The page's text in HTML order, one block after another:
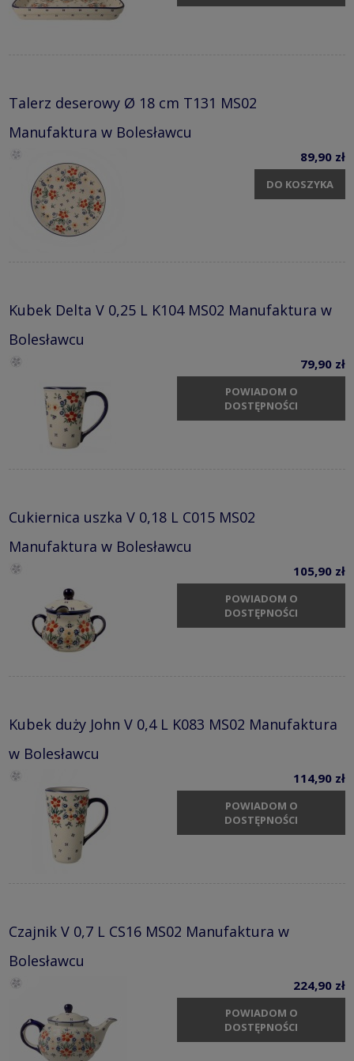
Talerz deserowy Ø 18 cm T131 MS02
Manufaktura w Bolesławcu
89,90 zł
DO KOSZYKA
Kubek Delta V 0,25 L K104 MS02 Manufaktura w
Bolesławcu
79,90 zł
POWIADOM O
DOSTĘPNOŚCI
Cukiernica uszka V 0,18 L C015 MS02
Manufaktura w Bolesławcu
105,90 zł
POWIADOM O
DOSTĘPNOŚCI
Kubek duży John V 0,4 L K083 MS02 Manufaktura
w Bolesławcu
114,90 zł
POWIADOM O
DOSTĘPNOŚCI
Czajnik V 0,7 L CS16 MS02 Manufaktura w
Bolesławcu
224,90 zł
POWIADOM O
DOSTĘPNOŚCI